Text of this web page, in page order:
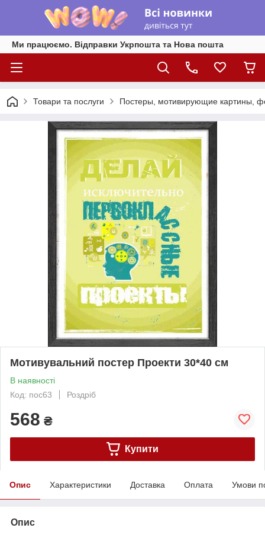
Ми працюємо. Відправки Укрпошта та Нова пошта
Товари та послуги Постеры, мотивирующие картины,
Мотивувальний постер Проекти 30*40 см
В наявності
Код: пос63
Роздріб
568 ₴
Купити
Опис Характеристики Доставка Оплата Умови
Опис